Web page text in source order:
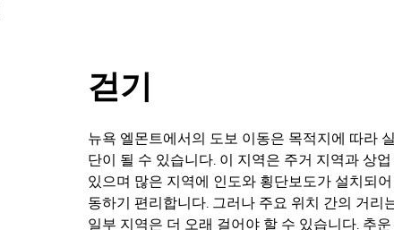
걷기
뉴욕 엘몬트에서의 도보 이동은 목적지에 따라
단이 될 수 있습니다. 이 지역은 주거 지역과 상
있으며 많은 지역에 인도와 횡단보도가 설치되어
동하기 편리합니다. 그러나 주요 위치 간의 거리
일부 지역은 더 오래 걸어야 할 수 있습니다. 추